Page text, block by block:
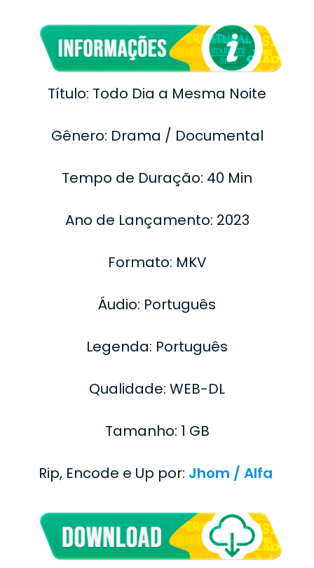
Título: Todo Dia a Mesma Noite
Gênero: Drama / Documental
Tempo de Duração: 40 Min
Ano de Lançamento: 2023
Formato: MKV
Áudio: Português
Legenda: Português
Qualidade: WEB-DL
Tamanho: 1 GB
Rip, Encode e Up por: Jhom / Alfa